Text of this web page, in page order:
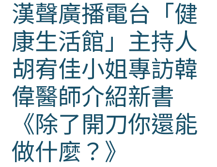
漢聲廣播電台「健
康生活館」主持人
胡宥佳小姐專訪韓
偉醫師介紹新書
《除了開刀你還能
做什麼？》